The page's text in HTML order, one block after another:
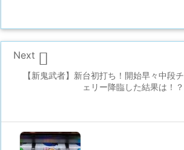
【新鬼武者】新台初打ち！開始早々中段チ
ェリー降臨した結果は！？

Next